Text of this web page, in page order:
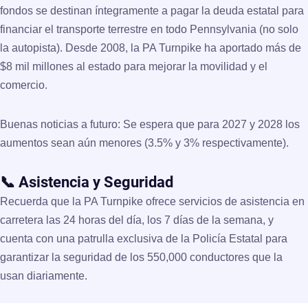
fondos se destinan íntegramente a pagar la deuda estatal para
financiar el transporte terrestre en todo Pennsylvania (no solo
la autopista). Desde 2008, la PA Turnpike ha aportado más de
$8 mil millones al estado para mejorar la movilidad y el
comercio.
Buenas noticias a futuro: Se espera que para 2027 y 2028 los
aumentos sean aún menores (3.5% y 3% respectivamente).
📞 Asistencia y Seguridad
Recuerda que la PA Turnpike ofrece servicios de asistencia en
carretera las 24 horas del día, los 7 días de la semana, y
cuenta con una patrulla exclusiva de la Policía Estatal para
garantizar la seguridad de los 550,000 conductores que la
usan diariamente.